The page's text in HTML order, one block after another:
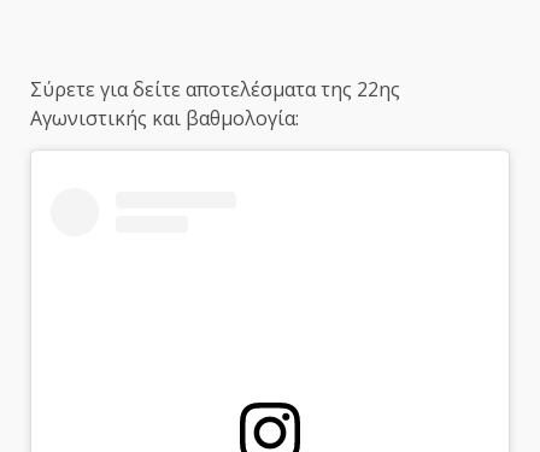
Σύρετε για δείτε αποτελέσματα της 22ης
Αγωνιστικής και βαθμολογία: